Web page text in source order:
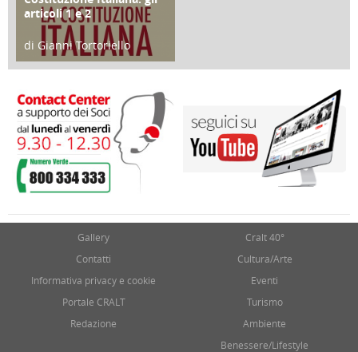
articoli 1 e 2
di Gianni Tortoriello
17 Marzo 2018
Gallery
Contatti
Informativa privacy e cookie
Portale CRALT
Redazione
Cralt 40°
Cultura/Arte
Eventi
Turismo
Ambiente
Benessere/Lifestyle